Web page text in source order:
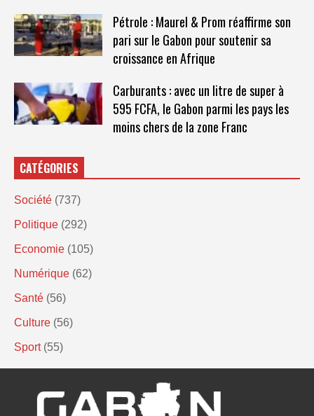
Pétrole : Maurel & Prom réaffirme son
pari sur le Gabon pour soutenir sa
croissance en Afrique
Carburants : avec un litre de super à
595 FCFA, le Gabon parmi les pays les
moins chers de la zone Franc
CATÉGORIES
Société (737)
Politique (292)
Economie (105)
Numérique (62)
Santé (56)
Culture (56)
Sport (55)